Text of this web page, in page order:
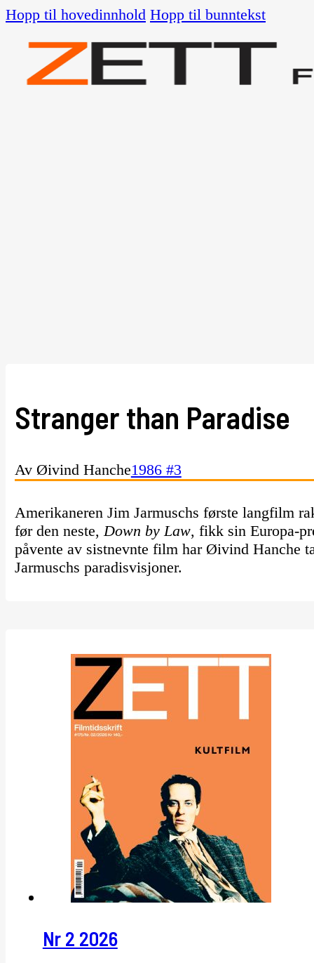
Hopp til hovedinnhold Hopp til bunntekst
Stranger than Paradise
Av Øivind Hanche1986 #3
Amerikaneren Jim Jarmuschs første langfilm
før den neste, Down by Law, fikk sin Europa-
påvente av sistnevnte film har Øivind Hanche
Jarmuschs paradisvisjoner.
Nr 2 2026